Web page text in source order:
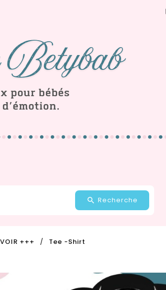
Recherche
+++ Tee -Shirt